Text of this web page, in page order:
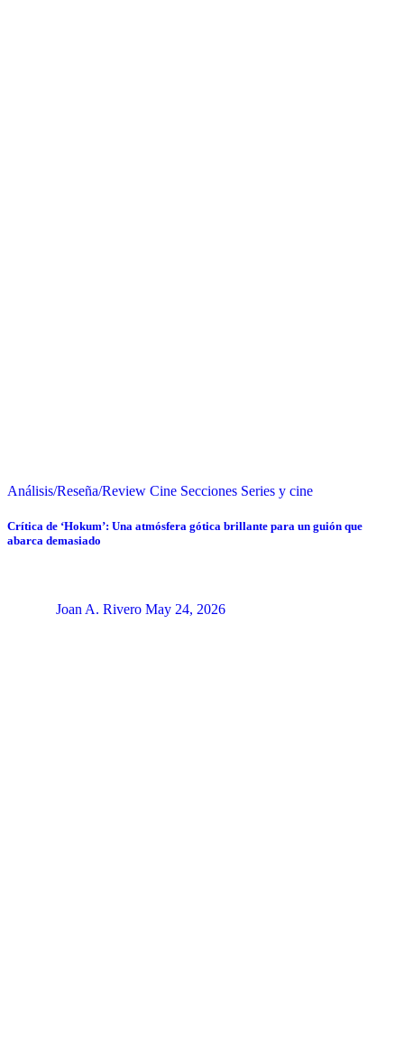
Análisis/Reseña/Review Cine Secciones Series y cine
Crítica de ‘Hokum’: Una atmósfera gótica brillante para un guión que
abarca demasiado
Joan A. Rivero May 24, 2026